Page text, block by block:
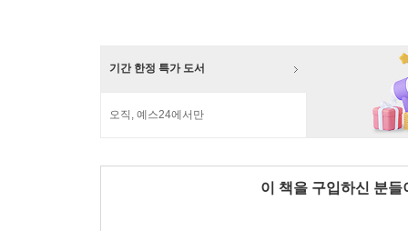
기간 한정 특가 도서
오직, 예스24에서만
이 책을 구입하신 분